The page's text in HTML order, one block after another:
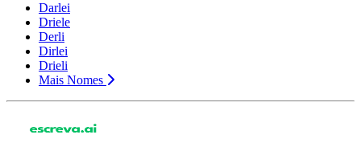
Darlei
Driele
Derli
Dirlei
Drieli
Mais Nomes